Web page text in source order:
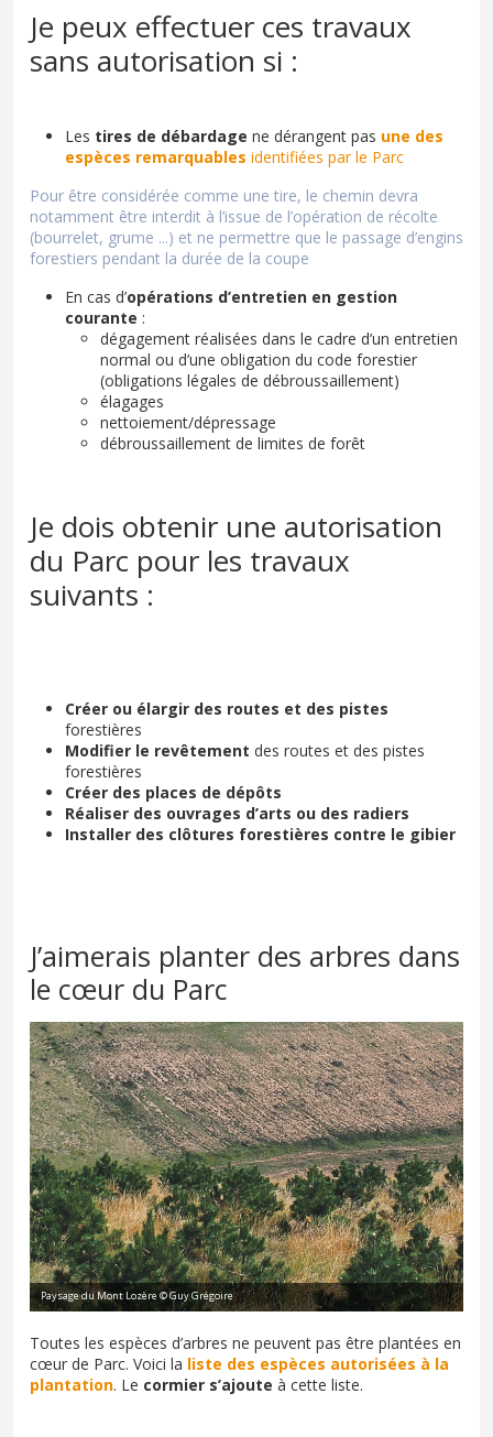
Je peux effectuer ces travaux
sans autorisation si :
Les tires de débardage ne dérangent pas une des
espèces remarquables identifiées par le Parc
Pour être considérée comme une tire, le chemin devra
notamment être interdit à l’issue de l’opération de récolte
(bourrelet, grume ...) et ne permettre que le passage d’engins
forestiers pendant la durée de la coupe
En cas d’opérations d’entretien en gestion
courante :
dégagement réalisées dans le cadre d’un entretien
normal ou d’une obligation du code forestier
(obligations légales de débroussaillement)
élagages
nettoiement/dépressage
débroussaillement de limites de forêt
Je dois obtenir une autorisation
du Parc pour les travaux
suivants :
Créer ou élargir des routes et des pistes
forestières
Modifier le revêtement des routes et des pistes
forestières
Créer des places de dépôts
Réaliser des ouvrages d’arts ou des radiers
Installer des clôtures forestières contre le gibier
J’aimerais planter des arbres dans
le cœur du Parc
Paysage du Mont Lozère © Guy Grégoire
Toutes les espèces d’arbres ne peuvent pas être plantées en
cœur de Parc. Voici la liste des espèces autorisées à la
plantation. Le cormier s’ajoute à cette liste.